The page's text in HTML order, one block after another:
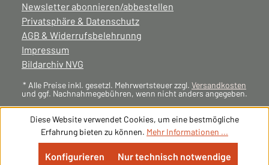
Newsletter abonnieren/abbestellen
Privatsphäre & Datenschutz
AGB & Widerrufsbelehrunng
Impressum
Bildarchiv NVG
* Alle Preise inkl. gesetzl. Mehrwertsteuer zzgl. Versandkosten
und ggf. Nachnahmegebühren, wenn nicht anders angegeben.
Diese Website verwendet Cookies, um eine bestmögliche
Erfahrung bieten zu können. Mehr Informationen ...
Nur technisch notwendige
Konfigurieren